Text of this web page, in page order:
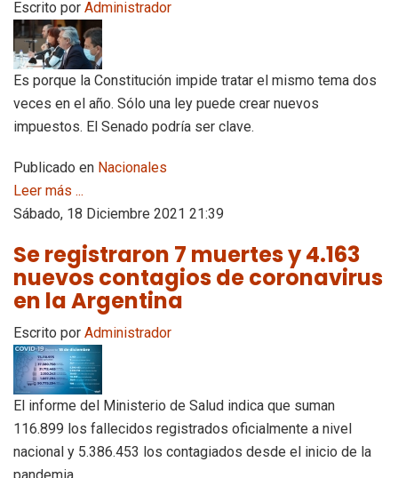
Escrito por Administrador
Es porque la Constitución impide tratar el mismo tema dos
veces en el año. Sólo una ley puede crear nuevos
impuestos. El Senado podría ser clave.
Publicado en Nacionales
Leer más ...
Sábado, 18 Diciembre 2021 21:39
Se registraron 7 muertes y 4.163
nuevos contagios de coronavirus
en la Argentina
Escrito por Administrador
El informe del Ministerio de Salud indica que suman
116.899 los fallecidos registrados oficialmente a nivel
nacional y 5.386.453 los contagiados desde el inicio de la
pandemia.